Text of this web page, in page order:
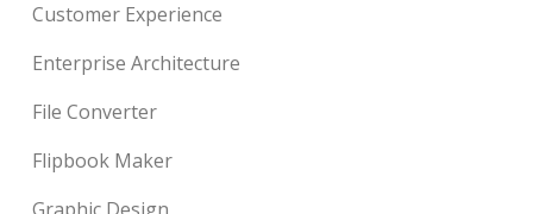
Customer Experience
Enterprise Architecture
File Converter
Flipbook Maker